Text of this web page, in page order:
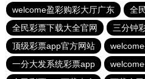
welcome盈彩购彩大厅广东
全
全民彩票下载大全官网
三分钟
顶级彩票app官方网站
一分大发系统彩票app